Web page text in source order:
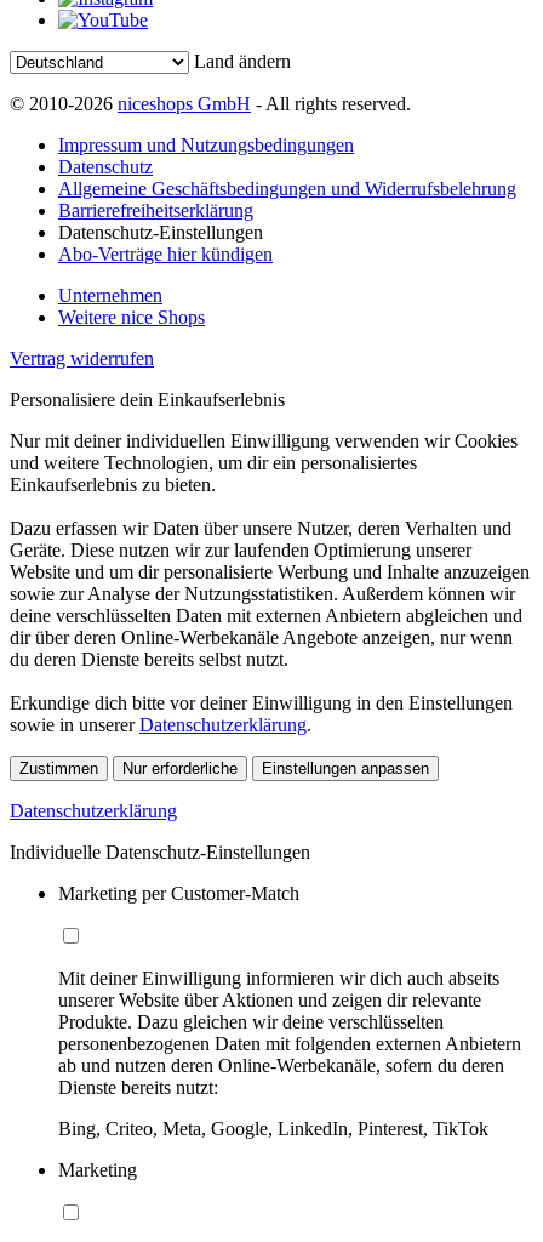
Land ändern
© 2010-2026 niceshops GmbH - All rights reserved.
Impressum und Nutzungsbedingungen
Datenschutz
Allgemeine Geschäftsbedingungen und Widerrufsbelehrung
Barrierefreiheitserklärung
Datenschutz-Einstellungen
Abo-Verträge hier kündigen
Unternehmen
Weitere nice Shops
Vertrag widerrufen
Personalisiere dein Einkaufserlebnis
Nur mit deiner individuellen Einwilligung verwenden wir Cookies
und weitere Technologien, um dir ein personalisiertes
Einkaufserlebnis zu bieten.
Dazu erfassen wir Daten über unsere Nutzer, deren Verhalten und
Geräte. Diese nutzen wir zur laufenden Optimierung unserer
Website und um dir personalisierte Werbung und Inhalte anzuzeigen
sowie zur Analyse der Nutzungsstatistiken. Außerdem können wir
deine verschlüsselten Daten mit externen Anbietern abgleichen und
dir über deren Online-Werbekanäle Angebote anzeigen, nur wenn
du deren Dienste bereits selbst nutzt.
Erkundige dich bitte vor deiner Einwilligung in den Einstellungen
sowie in unsererDatenschutzerklärung.
Zustimmen Nur erforderliche Einstellungen anpassen
Datenschutzerklärung
Individuelle Datenschutz-Einstellungen
Marketing per Customer-Match
Mit deiner Einwilligung informieren wir dich auch abseits
unserer Website über Aktionen und zeigen dir relevante
Produkte. Dazu gleichen wir deine verschlüsselten
personenbezogenen Daten mit folgenden externen Anbietern
ab und nutzen deren Online-Werbekanäle, sofern du deren
Dienste bereits nutzt:
Bing, Criteo, Meta, Google, LinkedIn, Pinterest, TikTok
Marketing